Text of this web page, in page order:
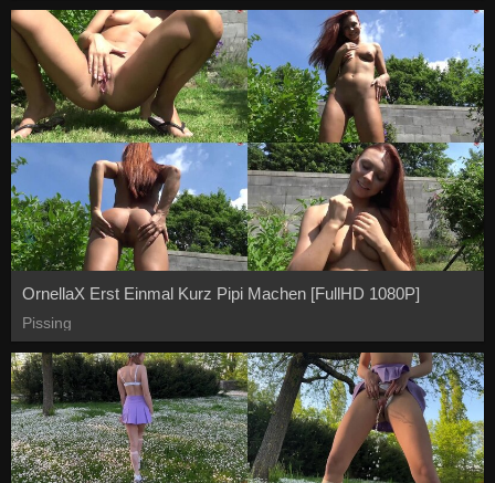
OrnellaX Erst Einmal Kurz Pipi Machen [FullHD 1080P]
Pissing